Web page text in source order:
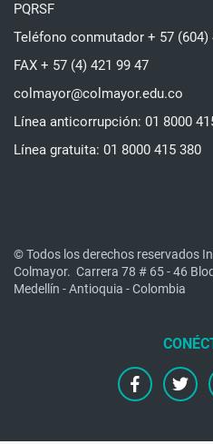
PQRSF
Teléfono conmutador + 57 (604)
FAX + 57 (4) 421 99 47
colmayor@colmayor.edu.co
Línea anticorrupción: 01 8000
Línea gratuita: 01 8000 415 380
© Todos los derechos reservados
Colmayor. Carrera 78 # 65 - 46
Medellín - Antioquia - Colombia
facebooktwitter